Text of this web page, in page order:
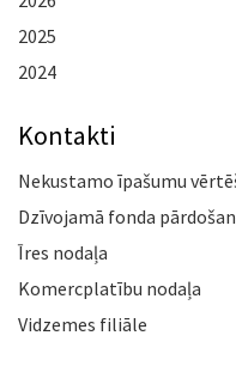
2025
2024
Kontakti
Nekustamo īpašumu
Dzīvojamā fonda
Īres nodaļa
Komercplatību nodaļa
Vidzemes filiāle